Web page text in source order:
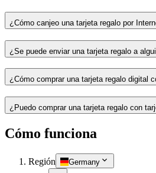
¿Cómo canjeo una tarjeta regalo por
¿Se puede enviar una tarjeta regalo a
¿Cómo comprar una tarjeta regalo digital
¿Puedo comprar una tarjeta regalo con
Cómo funciona
Región Germany